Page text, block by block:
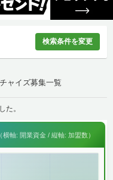
検索条件を変更
ャイズ募集一覧
た。
（横軸: 開業資金 / 縦軸: 加盟数）